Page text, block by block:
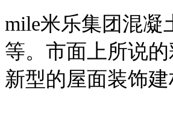
mile米乐集团混凝
等。市面上所说
新型的屋面装饰建